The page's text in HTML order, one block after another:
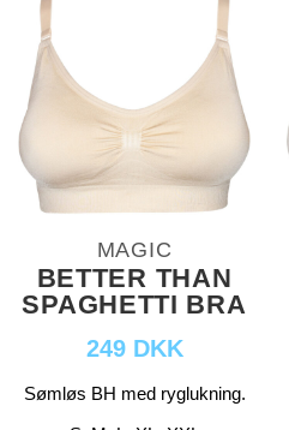
MAGIC
BETTER THAN
SPAGHETTI BRA
249 DKK
Sømløs BH med ryglukning.